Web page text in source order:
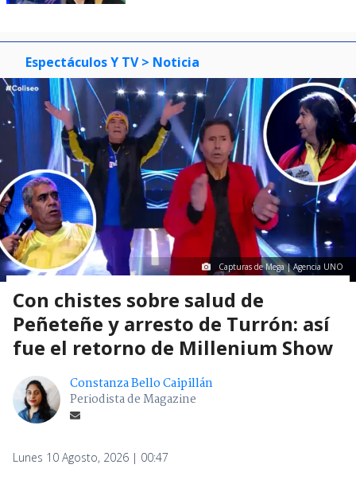
Espectáculos Y TV > Noticia
Capturas de Mega | Agencia UNO
Con chistes sobre salud de
Peñeteñe y arresto de Turrón: así
fue el retorno de Millenium Show
Constanza Bello Caipillán
Periodista de Magazine
Lunes 10 Agosto, 2026 | 00:47